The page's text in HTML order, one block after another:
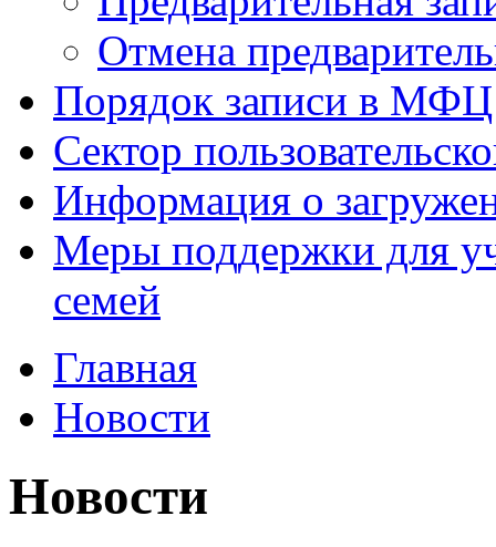
Отмена
Порядок записи в МФЦ
Сектор
Информация о
Меры поддержки для
семей
Главная
Новости
Новости